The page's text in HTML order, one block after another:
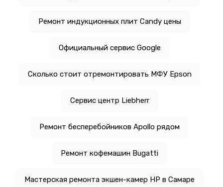
Ремонт индукционных плит Candy цены
Официальный сервис Google
Сколько стоит отремонтировать МФУ Epson
Сервис центр Liebherr
Ремонт бесперебойников Apollo рядом
Ремонт кофемашин Bugatti
Мастерская ремонта экшен-камер HP в Самаре